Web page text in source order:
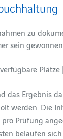
zu
sein
das Ergebnis
werden. Die
Prüfung
belaufen